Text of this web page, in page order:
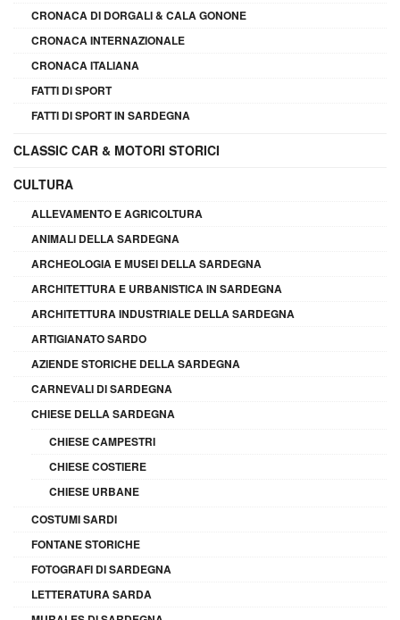
CRONACA DI DORGALI & CALA GONONE
CRONACA INTERNAZIONALE
CRONACA ITALIANA
FATTI DI SPORT
FATTI DI SPORT IN SARDEGNA
CLASSIC CAR & MOTORI STORICI
CULTURA
ALLEVAMENTO E AGRICOLTURA
ANIMALI DELLA SARDEGNA
ARCHEOLOGIA E MUSEI DELLA SARDEGNA
ARCHITETTURA E URBANISTICA IN SARDEGNA
ARCHITETTURA INDUSTRIALE DELLA SARDEGNA
ARTIGIANATO SARDO
AZIENDE STORICHE DELLA SARDEGNA
CARNEVALI DI SARDEGNA
CHIESE DELLA SARDEGNA
CHIESE CAMPESTRI
CHIESE COSTIERE
CHIESE URBANE
COSTUMI SARDI
FONTANE STORICHE
FOTOGRAFI DI SARDEGNA
LETTERATURA SARDA